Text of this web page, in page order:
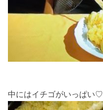
中にはイチゴがいっぱい♡